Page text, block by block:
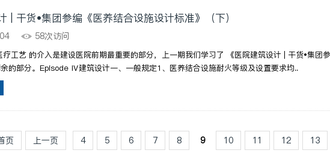
| 干货•集团参编《医养结合设施设计标准》（下）
04 58次访问
疗工艺 的介入是建设医院前期最重要的部分，上一期我们学习了 《医院建筑设计 | 干货•集团
的部分。Episode Ⅳ建筑设计一、一般规定1、医养结合设施耐火等级及设置要求均..
页 上一页 4 5 6 7 8 9 10 11 12 13